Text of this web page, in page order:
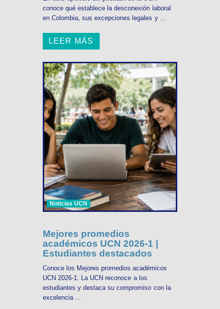
conoce qué establece la desconexión laboral
en Colombia, sus excepciones legales y ...
LEER MÁS
Noticias UCN
Mejores promedios
académicos UCN 2026-1 |
Estudiantes destacados
Conoce los Mejores promedios académicos
UCN 2026-1. La UCN reconoce a los
estudiantes y destaca su compromiso con la
excelencia ...